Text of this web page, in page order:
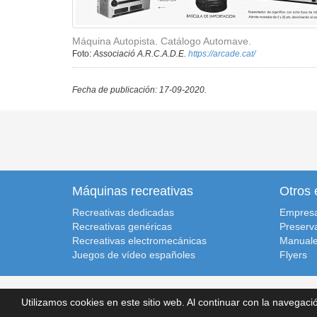
Utilizamos cookies en este sitio web. Al continuar con la
Máquina Autopista. Catálogo Automave.
Foto:Associació A.R.C.A.D.E. https://arcade.cat/
Fecha de publicación: 17-09-2020.
Máquinas recreativas
Recreativas dedicadas
Recreativas genéricas
Recreativas electromecánicas
Juegos de vídeo españoles
Otros
Flyers
Recreativas.org, 2014-2026. Inicio|Condiciones de uso|